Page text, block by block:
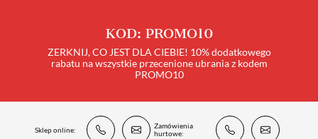
KOD: PROMO10
ZERKNIJ, CO JEST DLA CIEBIE! 10% dodatkowego
rabatu na wszystkie przecenione ubrania z kodem
PROMO10
Sklep online:
Zamówienia
hurtowe: